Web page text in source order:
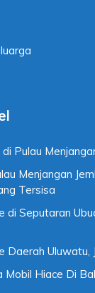
Pulau
Menjangan
Tersisa
di Seputaran
Daerah Uluwatu,
Hiace Di